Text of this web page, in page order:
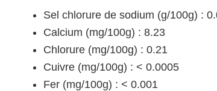
Sel chlorure de sodium (g/100g) :
Calcium (mg/100g) : 8.23
Chlorure (mg/100g) : 0.21
Cuivre (mg/100g) : < 0.0005
Fer (mg/100g) : < 0.001